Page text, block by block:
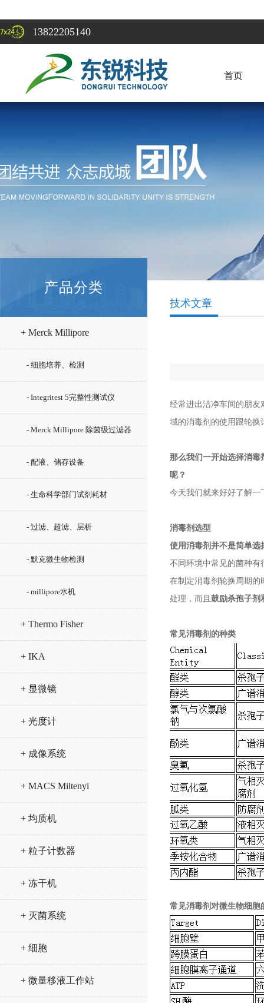
13822205140
首页
产品分类
+ Merck Millipore
- 细胞培养、检测
- Integritest 5完整性测试仪
- Merck Millipore 除菌级过滤器
- 配液、储存设备
- 生命科学部门试剂耗材
- 过滤、超滤、层析
- 默克微生物检测
- millipore水机
+ Thermo Fisher
+ IKA
+ 显微镜
+ 光度计
+ 成像系统
+ MACS Miltenyi
+ 均质机
+ 粒子计数器
+ 冻干机
+ 灭菌系统
+ 细胞
+ 微量移液工作站
技术文章
经常进出洁净车间的朋友
域的消毒剂的使用跟轮换
那么我们一开始选择消毒
呢？
今天我们就来好好了解一
消毒剂选型
使用消毒剂并不是简单选
不同环境中常见的菌种有
在制定消毒剂轮换周期的
处理，而且 鼓励杀孢子剂
常见消毒剂的种类
常见消毒剂对微生物细胞